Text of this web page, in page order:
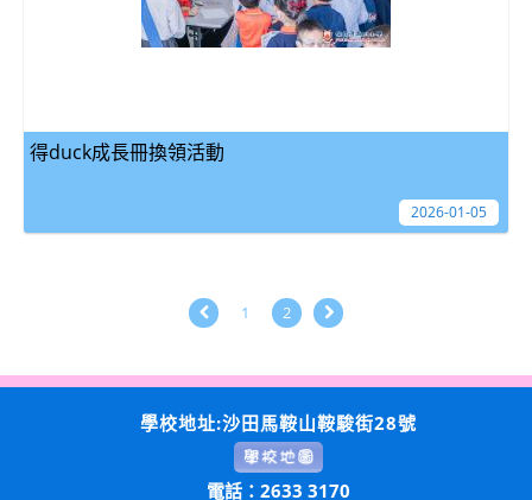
得duck成長冊換領活動
2026-01-05
1 2
學校地址:沙田馬鞍山鞍駿街28號
電話：2633 3170